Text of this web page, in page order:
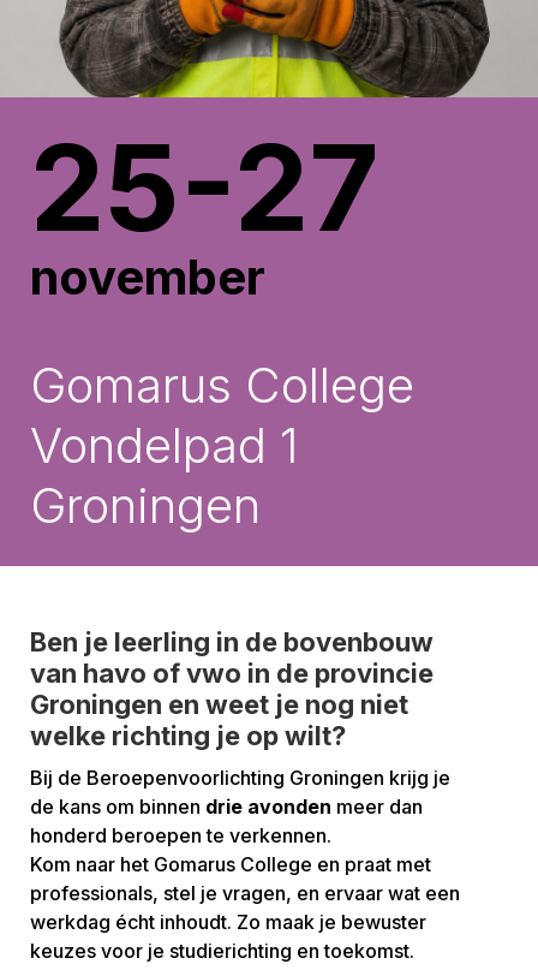
25-27
november
Gomarus College
Vondelpad 1
Groningen
Ben je leerling in de bovenbouw
van havo of vwo in de provincie
Groningen en weet je nog niet
welke richting je op wilt?
Bij de Beroepenvoorlichting Groningen krijg je
de kans om binnen drie avonden meer dan
honderd beroepen te verkennen.
Kom naar het Gomarus College en praat met
professionals, stel je vragen, en ervaar wat een
werkdag écht inhoudt. Zo maak je bewuster
keuzes voor je studierichting en toekomst.